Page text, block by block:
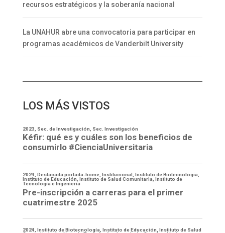
recursos estratégicos y la soberanía nacional
La UNAHUR abre una convocatoria para participar en
programas académicos de Vanderbilt University
LOS MÁS VISTOS